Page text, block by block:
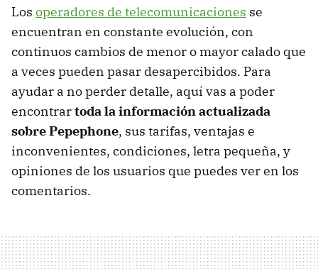
Los operadores de telecomunicaciones se
encuentran en constante evolución, con
continuos cambios de menor o mayor calado que
a veces pueden pasar desapercibidos. Para
ayudar a no perder detalle, aquí vas a poder
encontrartoda la información actualizada
sobre Pepephone, sus tarifas, ventajas e
inconvenientes, condiciones, letra pequeña, y
opiniones de los usuarios que puedes ver en los
comentarios.